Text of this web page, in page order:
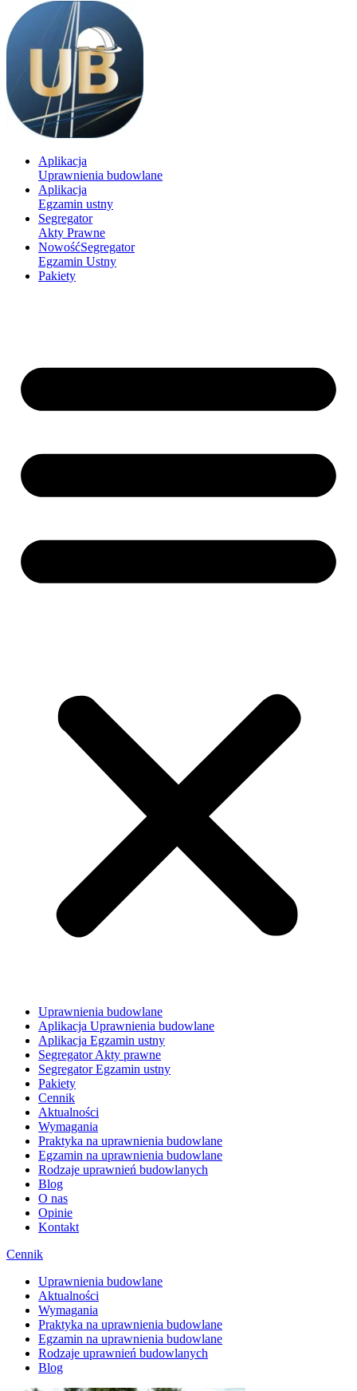
Aplikacja
Uprawnienia budowlane
Aplikacja
Egzamin ustny
Segregator
Akty Prawne
NowośćSegregator
Egzamin Ustny
Pakiety
Uprawnienia budowlane
Aplikacja Uprawnienia budowlane
Aplikacja Egzamin ustny
Segregator Akty prawne
Segregator Egzamin ustny
Pakiety
Cennik
Aktualności
Wymagania
Praktyka na uprawnienia budowlane
Egzamin na uprawnienia budowlane
Rodzaje uprawnień budowlanych
Blog
O nas
Opinie
Kontakt
Cennik
Uprawnienia budowlane
Aktualności
Wymagania
Praktyka na uprawnienia budowlane
Egzamin na uprawnienia budowlane
Rodzaje uprawnień budowlanych
Blog